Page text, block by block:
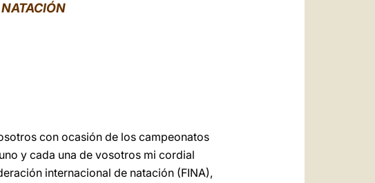
con ocasión de los campeonatos
y cada una de vosotros mi cordial
internacional de natación (FINA),